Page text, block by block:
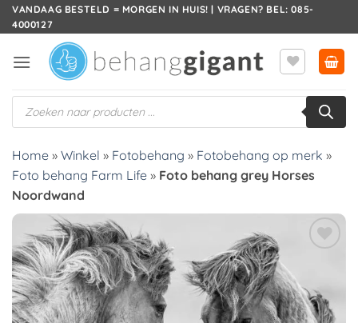
Ga
naar
VANDAAG BESTELD = MORGEN IN HUIS! | VRAGEN? BEL: 085-
4000127
Producten
zoeken
Home » Winkel » Fotobehang » Fotobehang op merk »
Foto behang Farm Life » Foto behang grey Horses
Noordwand
Toevoegen
verlanglijst